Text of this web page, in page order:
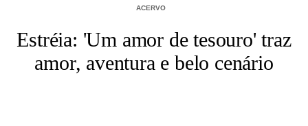
ACERVO
Estréia: 'Um amor de tesouro' traz
amor, aventura e belo cenário